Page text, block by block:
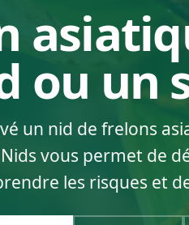
ou un
un nid de frelons
vous permet de
les risques et